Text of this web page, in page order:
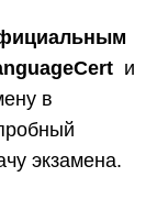
и
в
экзамена.